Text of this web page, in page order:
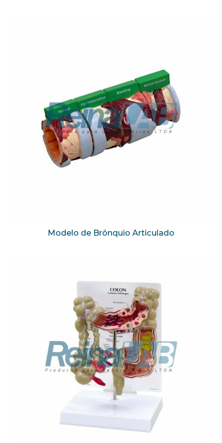
Modelo de Brônquio Articulado